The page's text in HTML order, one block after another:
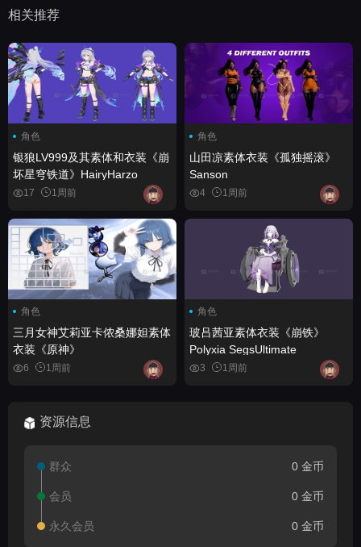
相关推荐
角色
银狼LV999及其素体和衣装《崩
坏星穹铁道》HairyHarzo
17 1周前
角色
山田凉素体衣装《孤独摇滚》
Sanson
4 1周前
角色
三月女神艾莉亚卡侬桑娜妲素体
衣装《原神》
6 1周前
角色
玻吕茜亚素体衣装《崩铁》
Polyxia SegsUltimate
3 1周前
资源信息
群众 0 金币
会员 0 金币
永久会员 0 金币